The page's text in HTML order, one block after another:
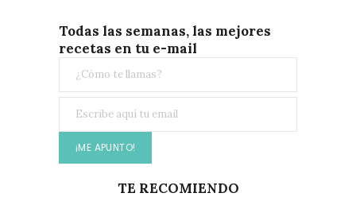
Todas las semanas, las mejores
recetas en tu e-mail
TE RECOMIENDO